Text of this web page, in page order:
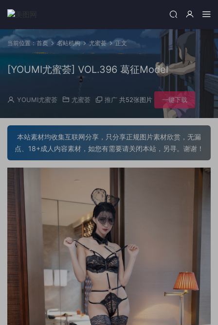
当前位置： 首页 名站机构 尤蜜荟 正文
[YOUMI尤蜜荟] VOL.396 葛征Model
YOUMI尤蜜荟 尤蜜荟 推广 共52张图片 一键下载
本站素材均收集互联网分享，只分享正规图片素材欣赏，无漏
点、18+成人内容素材，如您有需要请关闭本站，另寻。谢谢！